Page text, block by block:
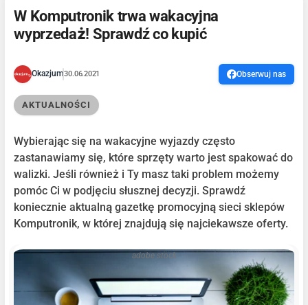
W Komputronik trwa wakacyjna
wyprzedaż! Sprawdź co kupić
Okazjum30.06.2021 Obserwuj nas
AKTUALNOŚCI
Wybierając się na wakacyjne wyjazdy często
zastanawiamy się, które sprzęty warto jest spakować do
walizki. Jeśli również i Ty masz taki problem możemy
pomóc Ci w podjęciu słusznej decyzji. Sprawdź
koniecznie aktualną gazetkę promocyjną sieci sklepów
Komputronik, w której znajdują się najciekawsze oferty.
adobe stock